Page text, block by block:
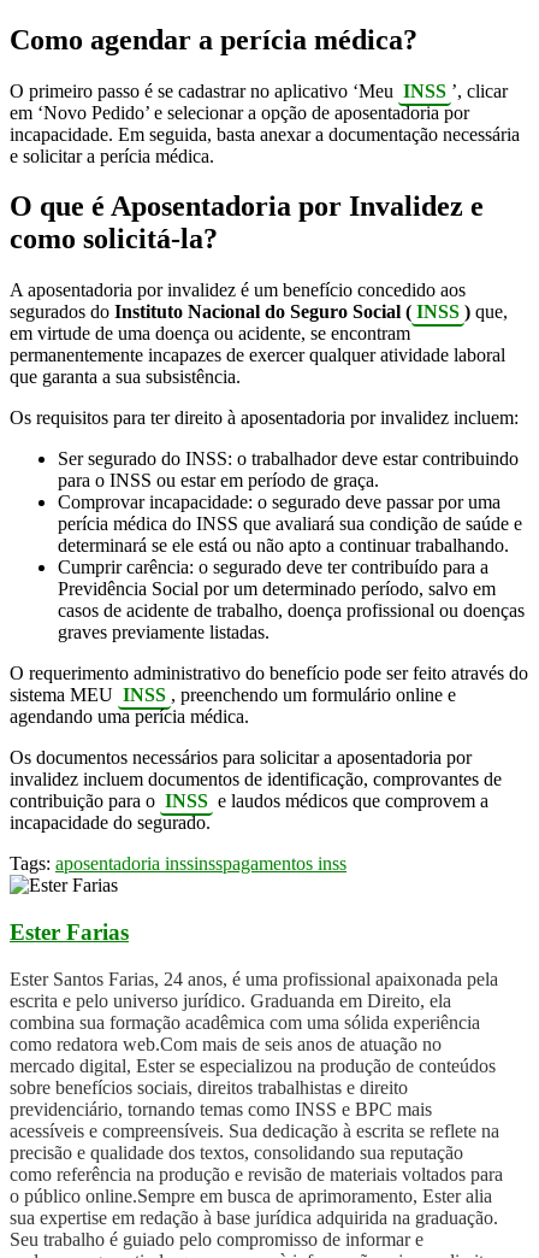
Como agendar a perícia médica?
O primeiro passo é se cadastrar no aplicativo ‘Meu INSS ’, clicar
em ‘Novo Pedido’ e selecionar a opção de aposentadoria por
incapacidade. Em seguida, basta anexar a documentação necessária
e solicitar a perícia médica.
O que é Aposentadoria por Invalidez e
como solicitá-la?
A aposentadoria por invalidez é um benefício concedido aos
segurados do Instituto Nacional do Seguro Social ( INSS ) que,
em virtude de uma doença ou acidente, se encontram
permanentemente incapazes de exercer qualquer atividade laboral
que garanta a sua subsistência.
Os requisitos para ter direito à aposentadoria por invalidez incluem:
Ser segurado do INSS: o trabalhador deve estar contribuindo
para o INSS ou estar em período de graça.
Comprovar incapacidade: o segurado deve passar por uma
perícia médica do INSS que avaliará sua condição de saúde e
determinará se ele está ou não apto a continuar trabalhando.
Cumprir carência: o segurado deve ter contribuído para a
Previdência Social por um determinado período, salvo em
casos de acidente de trabalho, doença profissional ou doenças
graves previamente listadas.
O requerimento administrativo do benefício pode ser feito através do
sistema MEU INSS , preenchendo um formulário online e
agendando uma perícia médica.
Os documentos necessários para solicitar a aposentadoria por
invalidez incluem documentos de identificação, comprovantes de
contribuição para o INSS e laudos médicos que comprovem a
incapacidade do segurado.
Tags: aposentadoria inssinsspagamentos inss
Ester Farias
Ester Santos Farias, 24 anos, é uma profissional apaixonada pela
escrita e pelo universo jurídico. Graduanda em Direito, ela
combina sua formação acadêmica com uma sólida experiência
como redatora web.Com mais de seis anos de atuação no
mercado digital, Ester se especializou na produção de conteúdos
sobre benefícios sociais, direitos trabalhistas e direito
previdenciário, tornando temas como INSS e BPC mais
acessíveis e compreensíveis. Sua dedicação à escrita se reflete na
precisão e qualidade dos textos, consolidando sua reputação
como referência na produção e revisão de materiais voltados para
o público online.Sempre em busca de aprimoramento, Ester alia
sua expertise em redação à base jurídica adquirida na graduação.
Seu trabalho é guiado pelo compromisso de informar e